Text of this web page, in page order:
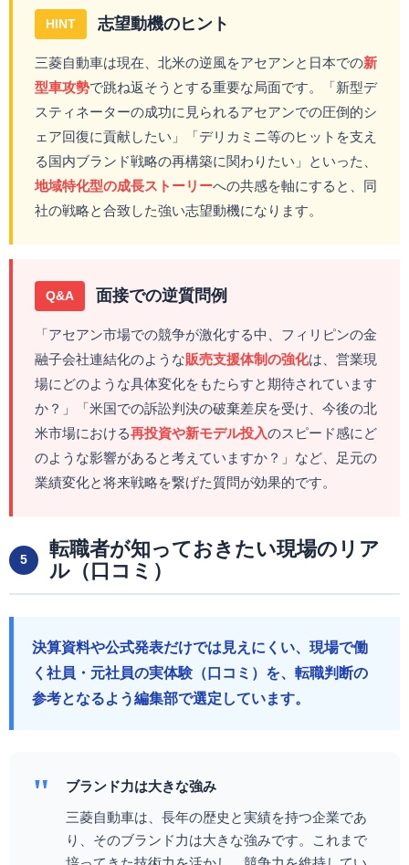
HINT 志望動機のヒント
三菱自動車は現在、北米の逆風をアセアンと日本での新
型車攻勢で跳ね返そうとする重要な局面です。「新型デ
スティネーターの成功に見られるアセアンでの圧倒的シ
ェア回復に貢献したい」「デリカミニ等のヒットを支え
る国内ブランド戦略の再構築に関わりたい」といった、
地域特化型の成長ストーリーへの共感を軸にすると、同
社の戦略と合致した強い志望動機になります。
Q&A 面接での逆質問例
「アセアン市場での競争が激化する中、フィリピンの金
融子会社連結化のような販売支援体制の強化は、営業現
場にどのような具体変化をもたらすと期待されています
か？」「米国での訴訟判決の破棄差戻を受け、今後の北
米市場における再投資や新モデル投入のスピード感にど
のような影響があると考えていますか？」など、足元の
業績変化と将来戦略を繋げた質問が効果的です。
5
転職者が知っておきたい現場のリア
ル（口コミ）
決算資料や公式発表だけでは見えにくい、現場で働
く社員・元社員の実体験（口コミ）を、転職判断の
参考となるよう編集部で選定しています。
"
ブランド力は大きな強み
三菱自動車は、長年の歴史と実績を持つ企業であ
り、そのブランド力は大きな強みです。これまで